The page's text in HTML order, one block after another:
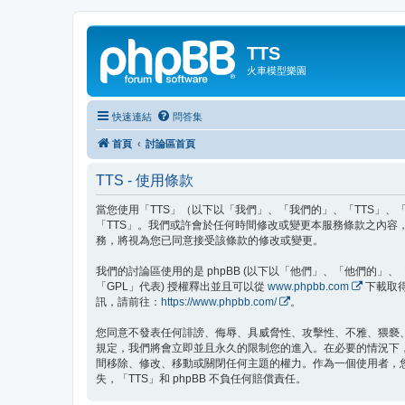
TTS
火車模型樂園
快速連結 問答集
首頁 討論區首頁
TTS - 使用條款
當您使用「TTS」（以下以「我們」、「我們的」、「TTS」、
「TTS」。我們或許會於任何時間修改或變更本服務條款之內
務，將視為您已同意接受該條款的修改或變更。
我們的討論區使用的是 phpBB (以下以「他們」、「他們的」
「GPL」代表) 授權釋出並且可以從 www.phpbb.com
下載取
訊，請前往： https://www.phpbb.com/ 。
您同意不發表任何誹謗、侮辱、具威脅性、攻擊性、不雅、猥
規定，我們將會立即並且永久的限制您的進入。在必要的情況
間移除、修改、移動或關閉任何主題的權力。作為一個使用者
失，「TTS」和 phpBB 不負任何賠償責任。